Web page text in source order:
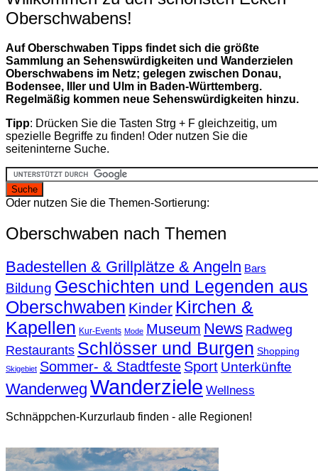
Oberschwabens!
Auf Oberschwaben Tipps findet sich die größte
Sammlung an Sehenswürdigkeiten und Wanderzielen
Oberschwabens im Netz; gelegen zwischen Donau,
Bodensee, Iller und Ulm in Baden-Württemberg.
Regelmäßig kommen neue Sehenswürdigkeiten hinzu.
Tipp: Drücken Sie die Tasten Strg + F gleichzeitig, um
spezielle Begriffe zu finden! Oder nutzen Sie die
seiteninterne Suche.
Oder nutzen Sie die Themen-Sortierung:
Oberschwaben nach Themen
Badestellen & Grillplätze & Angeln Bars
Bildung Geschichten und Legenden aus
Oberschwaben Kinder Kirchen &
Kapellen Kur-Events Mode Museum News Radweg
Restaurants Schlösser und Burgen Shopping
Skigebiet Sommer- & Stadtfeste Sport Unterkünfte
Wanderweg Wanderziele Wellness
Schnäppchen-Kurzurlaub finden - alle Regionen!